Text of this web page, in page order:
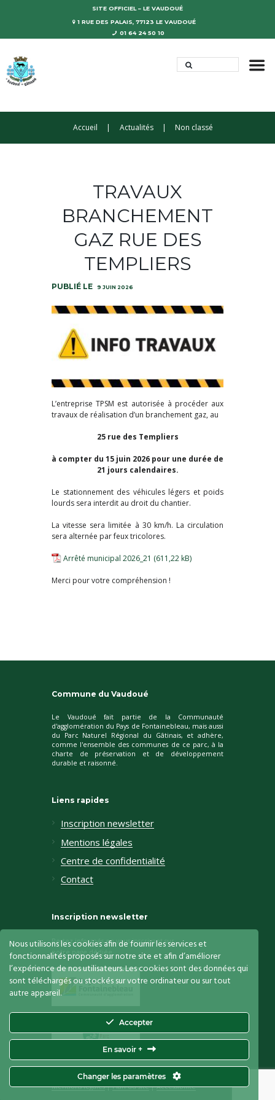
SITE OFFICIEL – LE VAUDOUÉ
1 RUE DES PALAIS, 77123 LE VAUDOUÉ
01 64 24 50 10
Accueil Actualités Non classé
TRAVAUX
BRANCHEMENT
GAZ RUE DES
TEMPLIERS
9 JUIN 2026
L’entreprise TPSM est autorisée à procéder aux
travaux de réalisation d’un branchement gaz, au
25 rue des Templiers
à compter du 15 juin 2026 pour une durée de
21 jours calendaires.
Le stationnement des véhicules légers et poids
lourds sera interdit au droit du chantier.
La vitesse sera limitée à 30 km/h. La circulation
sera alternée par feux tricolores.
Arrêté municipal 2026_21
Merci pour votre compréhension !
Commune du Vaudoué
Le Vaudoué fait partie de la Communauté
d'agglomération du Pays de Fontainebleau, mais aussi
du Parc Naturel Régional du Gâtinais, et adhère,
comme l'ensemble des communes de ce parc, à la
charte de préservation et de développement
durable et raisonné.
Liens rapides
Inscription newsletter
Mentions légales
Centre de confidentialité
Contact
Inscription newsletter
Restez informés en vous inscrivant sur
notre page dédiée
Le Vaudoué© 2026. Tous droits réservés.
Mentions légales|Plan du site|Accessibilité
Nous utilisons les cookies afin de fournir les services et
fonctionnalités proposés sur notre site et afin d’améliorer
l’expérience de nos utilisateurs. Les cookies sont des données qui
sont téléchargés ou stockés sur votre ordinateur ou sur tout
autre appareil.
Accepter
En savoir +
Changer les paramètres